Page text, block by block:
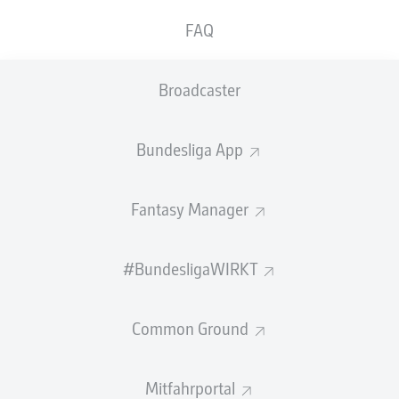
FAQ
Broadcaster
Bundesliga App
Fantasy Manager
#BundesligaWIRKT
Common Ground
Mitfahrportal
Stadion verbringen, nachdem er zuvor seinen
Oluwaseun God Power Osaro Ogbemudia stieß im
der U19. 32 Partien absolvierte er in verschiedenen
deutschen Nachwuchswettbewerben sowie der UEFA
Kerngeschäft – dem Verteidigen – auch vor dem Tor des
Diese Leistungen und viel Engagement im Training der
August 2024 zu seinem ersten Profivertrag und
gebürtige Bremer beim 1:0-Erfolg in Köln auf der Bank